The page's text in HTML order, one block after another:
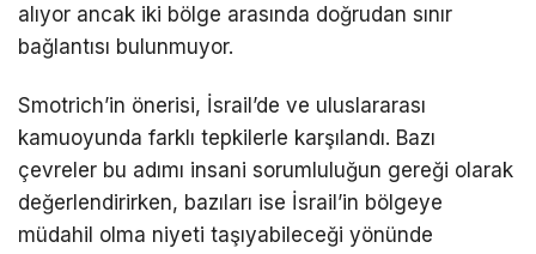
alıyor ancak iki bölge arasında doğrudan sınır
bağlantısı bulunmuyor.
Smotrich’in önerisi, İsrail’de ve uluslararası
kamuoyunda farklı tepkilerle karşılandı. Bazı
çevreler bu adımı insani sorumluluğun gereği olarak
değerlendirirken, bazıları ise İsrail’in bölgeye
müdahil olma niyeti taşıyabileceği yönünde